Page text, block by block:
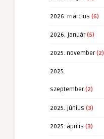
2026. március (6)
2026. január(5)
2025. november(2)
2025.
szeptember(2)
2025. június (3)
2025. április (3)